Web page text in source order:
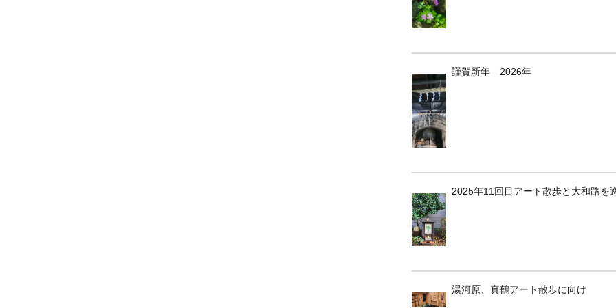
謹賀新年 2026年
2025年11回目アート散歩と大和路を
湯河原、真鶴アート散歩に向け